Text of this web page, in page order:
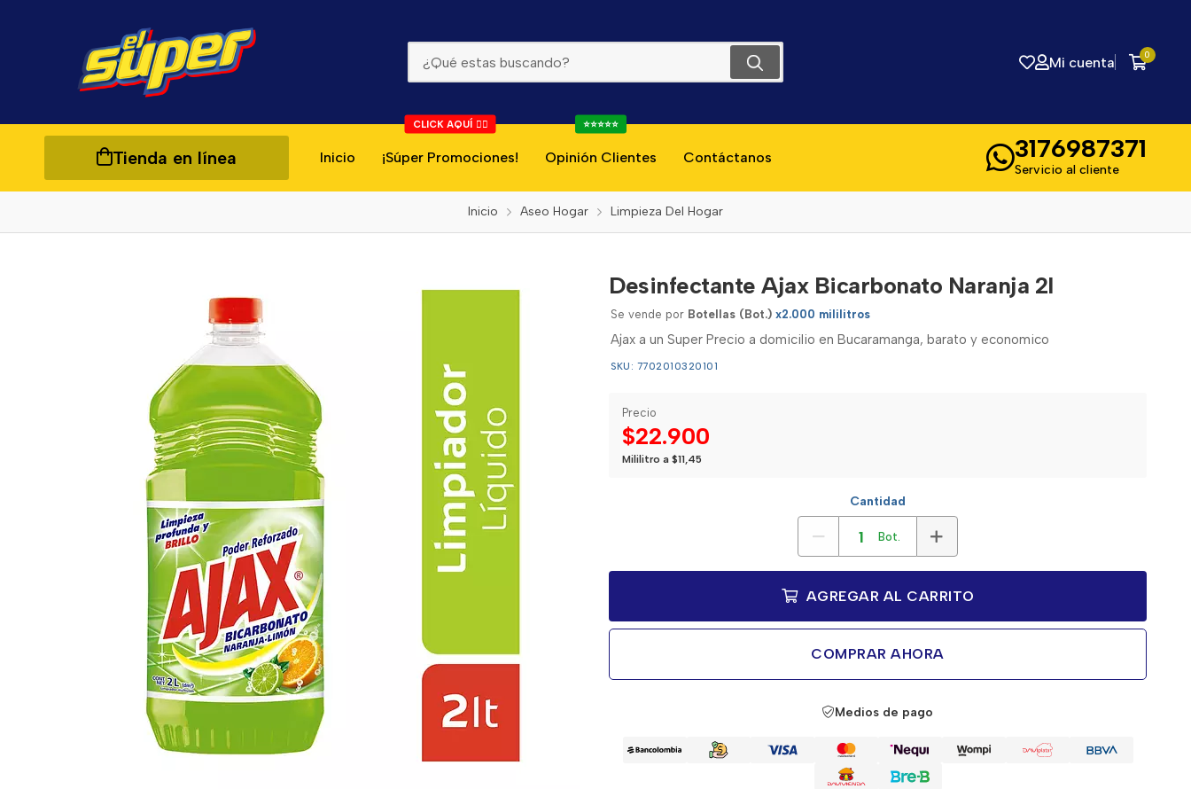
Mi cuenta 0
Tienda en línea Inicio ¡Súper Promociones!
CLICK AQUÍ 👇🏻
Opinión Clientes
⭐⭐⭐⭐⭐
Contáctanos 3176987371
Servicio al cliente
Inicio Aseo Hogar Limpieza Del Hogar
Desinfectante Ajax Bicarbonato Naranja 2l
Se vende por Botellas (Bot.) x2.000 mililitros
Ajax a un Super Precio a domicilio en Bucaramanga, barato y economico
SKU: 7702010320101
Precio
$22.900
Mililitro a $11,45
Cantidad
Bot.
AGREGAR AL CARRITO
COMPRAR AHORA
Medios de pago